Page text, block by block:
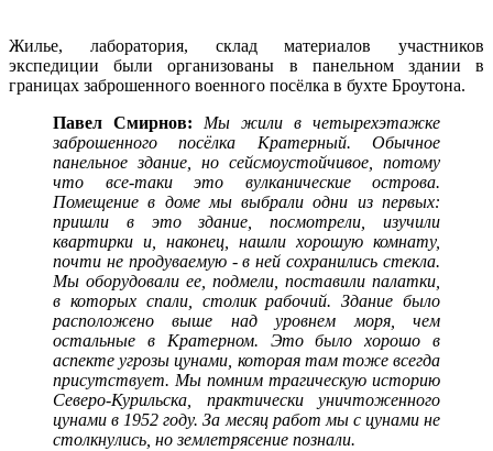
Жилье, лаборатория, склад материалов участников
экспедиции были организованы в панельном здании в
границах заброшенного военного посёлка в бухте Броутона.
Павел Смирнов:
Мы жили в четырехэтажке
заброшенного посёлка Кратерный. Обычное
панельное здание, но сейсмоустойчивое, потому
что все-таки это вулканические острова.
Помещение в доме мы выбрали одни из первых:
пришли в это здание, посмотрели, изучили
квартирки и, наконец, нашли хорошую комнату,
почти не продуваемую - в ней сохранились стекла.
Мы оборудовали ее, подмели, поставили палатки,
в которых спали, столик рабочий. Здание было
расположено выше над уровнем моря, чем
остальные в Кратерном. Это было хорошо в
аспекте угрозы цунами, которая там тоже всегда
присутствует. Мы помним трагическую историю
Северо-Курильска, практически уничтоженного
цунами в 1952 году. За месяц работ мы с цунами не
столкнулись, но землетрясение познали.